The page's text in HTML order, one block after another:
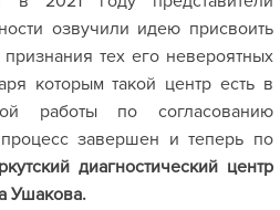
озвучили идею присвоить
тех его невероятных
которым такой центр есть в
работы по согласованию
завершен и теперь по
диагностический центр
Ушакова.